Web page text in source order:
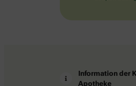
Information der
Apotheke